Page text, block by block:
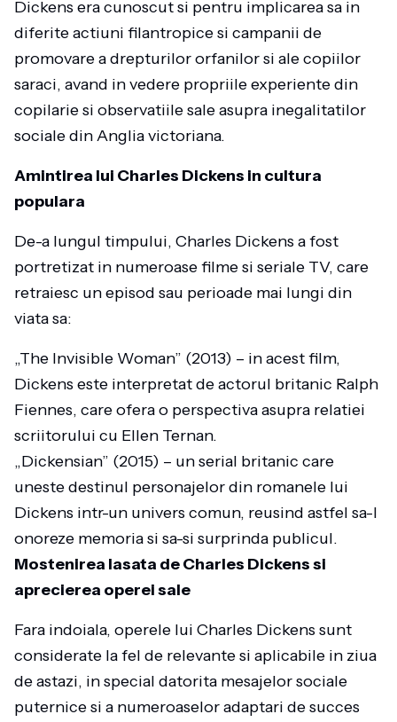
Dickens era cunoscut si pentru implicarea sa in
diferite actiuni filantropice si campanii de
promovare a drepturilor orfanilor si ale copiilor
saraci, avand in vedere propriile experiente din
copilarie si observatiile sale asupra inegalitatilor
sociale din Anglia victoriana.
Amintirea lui Charles Dickens in cultura
populara
De-a lungul timpului, Charles Dickens a fost
portretizat in numeroase filme si seriale TV, care
retraiesc un episod sau perioade mai lungi din
viata sa:
„The Invisible Woman” (2013) – in acest film,
Dickens este interpretat de actorul britanic Ralph
Fiennes, care ofera o perspectiva asupra relatiei
scriitorului cu Ellen Ternan.
„Dickensian” (2015) – un serial britanic care
uneste destinul personajelor din romanele lui
Dickens intr-un univers comun, reusind astfel sa-I
onoreze memoria si sa-si surprinda publicul.
Mostenirea lasata de Charles Dickens si
aprecierea operei sale
Fara indoiala, operele lui Charles Dickens sunt
considerate la fel de relevante si aplicabile in ziua
de astazi, in special datorita mesajelor sociale
puternice si a numeroaselor adaptari de succes